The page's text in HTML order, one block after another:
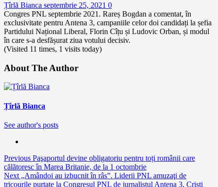
Țîrlă Bianca septembrie 25, 2021 0
Congres PNL septembrie 2021. Rareș Bogdan a comentat, în
exclusivitate pentru Antena 3, campaniile celor doi candidați la șefia
Partidului Național Liberal, Florin Cîțu și Ludovic Orban, și modul
în care s-a desfășurat ziua votului decisiv.
(Visited 11 times, 1 visits today)
About The Author
Țîrlă Bianca
See author's posts
Continue
Reading
Previous Paşaportul devine obligatoriu pentru toți românii care
călătoresc în Marea Britanie, de la 1 octombrie
Next „Amândoi au izbucnit în râs”. Liderii PNL amuzaţi de
tricourile purtate la Congresul PNL de jurnalistul Antena 3, Cristi